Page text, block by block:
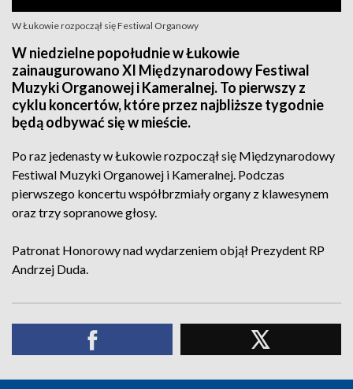
W Łukowie rozpoczął się Festiwal Organowy
W niedzielne popołudnie w Łukowie
zainaugurowano XI Międzynarodowy Festiwal
Muzyki Organowej i Kameralnej. To pierwszy z
cyklu koncertów, które przez najbliższe tygodnie
będą odbywać się w mieście.
Po raz jedenasty w Łukowie rozpoczął się Międzynarodowy
Festiwal Muzyki Organowej i Kameralnej. Podczas
pierwszego koncertu współbrzmiały organy z klawesynem
oraz trzy sopranowe głosy.
Patronat Honorowy nad wydarzeniem objął Prezydent RP
Andrzej Duda.